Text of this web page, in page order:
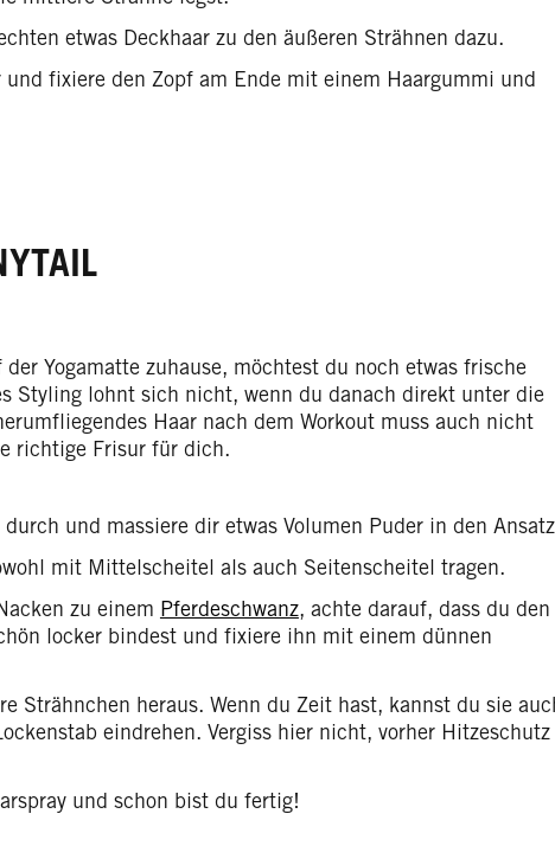
etwas Deckhaar zu den äußeren Strähnen dazu.
und fixiere den Zopf am Ende mit einem Haargummi und
Yogamatte zuhause, möchtest du noch etwas frische
Styling lohnt sich nicht, wenn du danach direkt unter die
Haar nach dem Workout muss auch nicht
richtige Frisur für dich.
und massiere dir etwas Volumen Puder in den
mit Mittelscheitel als auch Seitenscheitel tragen.
zu einem Pferdeschwanz, achte darauf, dass du den
locker bindest und fixiere ihn mit einem dünnen
Strähnchen heraus. Wenn du Zeit hast, kannst du sie
eindrehen. Vergiss hier nicht, vorher Hitzeschutz
und schon bist du fertig!